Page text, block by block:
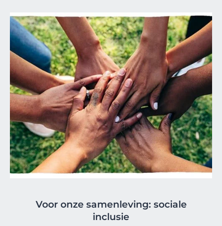
Voor onze samenleving: sociale
inclusie